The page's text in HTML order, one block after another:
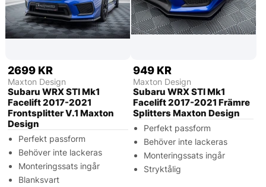
2699 KR
Maxton Design
Subaru WRX STI Mk1
Facelift 2017-2021
Frontsplitter V.1 Maxton
Design
Perfekt passform
Behöver inte lackeras
Monteringssats ingår
Blanksvart
949 KR
Maxton Design
Subaru WRX STI Mk1
Facelift 2017-2021 Främre
Splitters Maxton Design
Perfekt passform
Behöver inte lackeras
Monteringssats ingår
Stryktålig